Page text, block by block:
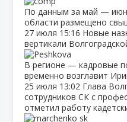
По данным за май —
области размещено
27 июля 15:16 Новые
вертикали
В регионе — кадровые
временно возглавит
25 июля 13:02 Глава
сотрудников СК с
отметил работу